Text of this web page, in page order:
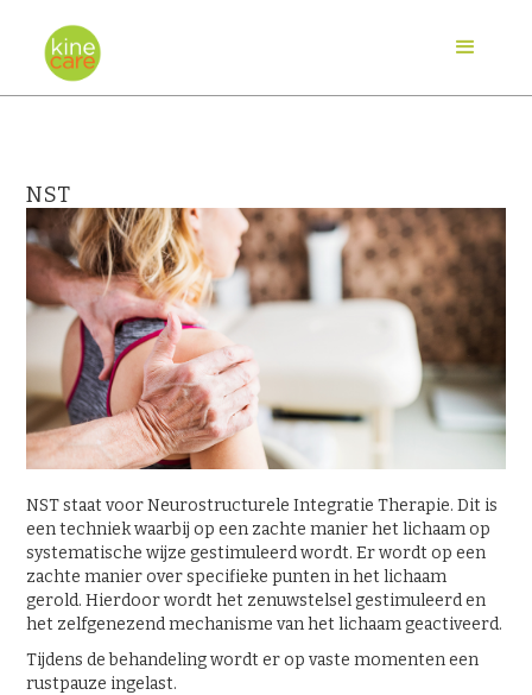
NST
NST staat voor Neurostructurele Integratie Therapie. Dit is
een techniek waarbij op een zachte manier het lichaam op
systematische wijze gestimuleerd wordt. Er wordt op een
zachte manier over specifieke punten in het lichaam
gerold. Hierdoor wordt het zenuwstelsel gestimuleerd en
het zelfgenezend mechanisme van het lichaam geactiveerd.
Tijdens de behandeling wordt er op vaste momenten een
rustpauze ingelast.